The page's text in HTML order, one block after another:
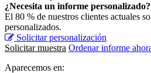
¿Necesita un informe personalizado?
El 80 % de nuestros clientes actuales
personalizados.
Solicitar personalización
Solicitar muestra Ordenar informe
Aparecemos en: